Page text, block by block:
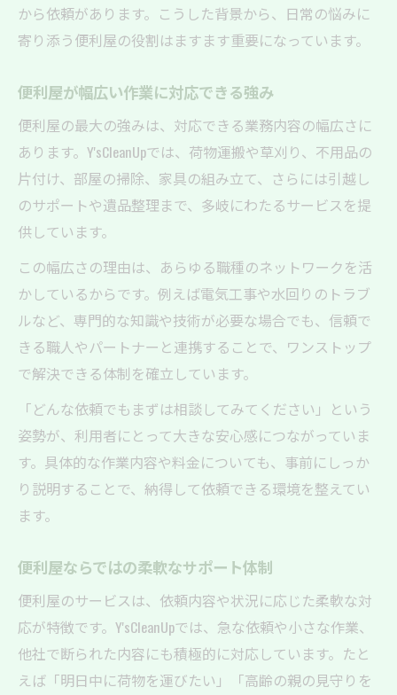
身近な困りごとも便利屋に相談できる理由
便利屋のネットワーク活用による解決策
依頼内容が多彩な便利屋の実用的な特徴
便利屋の代行作業はどこまで可能か解説
便利屋の多彩な業務で暮らしをサポート
不用品整理や引越しも便利屋にお任せ
便利屋を利用する際の実用的なポイント
便利屋業務内容の幅広さと柔軟性の理由
一人暮らしや高齢者にも安心な便利屋活用法
一人暮らしが便利屋を活用する手軽な方法
高齢者にもやさしい便利屋のサポート体制
便利屋が高齢者支援に強い理由と事例
急な困りごとに便利屋が迅速対応する魅力
暮らしの安全を守る便利屋の実績と信頼
から依頼があります。こうした背景から、日常の悩みに
寄り添う便利屋の役割はますます重要になっています。
便利屋が幅広い作業に対応できる強み
便利屋の最大の強みは、対応できる業務内容の幅広さに
あります。Y'sCleanUpでは、荷物運搬や草刈り、不用品の
片付け、部屋の掃除、家具の組み立て、さらには引越し
のサポートや遺品整理まで、多岐にわたるサービスを提
供しています。
この幅広さの理由は、あらゆる職種のネットワークを活
かしているからです。例えば電気工事や水回りのトラブ
ルなど、専門的な知識や技術が必要な場合でも、信頼で
きる職人やパートナーと連携することで、ワンストップ
で解決できる体制を確立しています。
「どんな依頼でもまずは相談してみてください」という
姿勢が、利用者にとって大きな安心感につながっていま
す。具体的な作業内容や料金についても、事前にしっか
り説明することで、納得して依頼できる環境を整えてい
ます。
便利屋ならではの柔軟なサポート体制
便利屋のサービスは、依頼内容や状況に応じた柔軟な対
応が特徴です。Y'sCleanUpでは、急な依頼や小さな作業、
他社で断られた内容にも積極的に対応しています。たと
えば「明日中に荷物を運びたい」「高齢の親の見守りを